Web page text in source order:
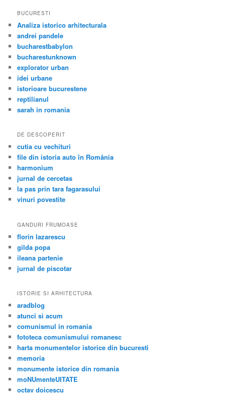
BUCURESTI
Analiza istorico arhitecturala
andrei pandele
bucharestbabylon
bucharestunknown
explorator urban
idei urbane
istorioare bucurestene
reptilianul
sarah in romania
DE DESCOPERIT
cutia cu vechituri
file din istoria auto în România
harmonium
jurnal de cercetas
la pas prin tara fagarasului
vinuri povestite
GANDURI FRUMOASE
florin lazarescu
gilda popa
ileana partenie
jurnal de piscotar
ISTORIE SI ARHITECTURA
aradblog
atunci si acum
comunismul in romania
fototeca comunismului romanesc
harta monumentelor istorice din bucuresti
memoria
monumente istorice din romania
moNUmenteUITATE
octav doicescu